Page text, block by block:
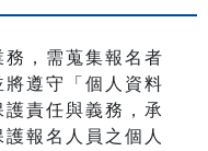
，需蒐集報名者
遵守「個人資料
責任與義務，承
報名人員之個人